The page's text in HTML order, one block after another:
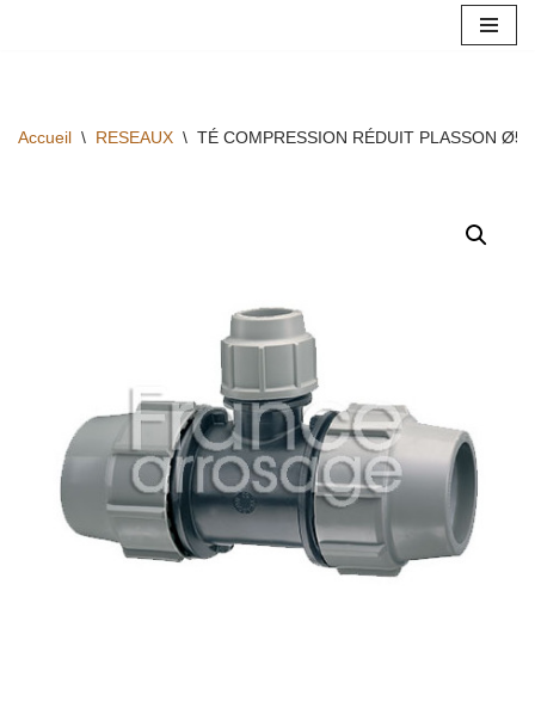
contenu
Accueil \ RESEAUX \ TÉ COMPRESSION RÉDUIT PLASSON